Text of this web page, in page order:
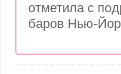
отметила с
баров Нью-